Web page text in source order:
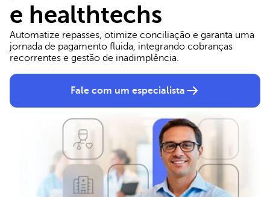
e healthtechs
Automatize repasses, otimize conciliação e garanta uma
jornada de pagamento fluida, integrando cobranças
recorrentes e gestão de inadimplência.
Fale com um especialista